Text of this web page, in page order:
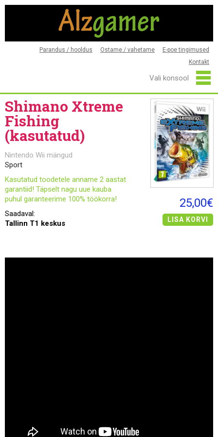
Parandus / hooldus Ostame / vahetame
E-poe tingimused
Kontakt
Shimano Xtreme
Fishing
(kasutatud)
Nintendo Wii mängud
Sport
Kasutatud toodetele anname 2 aastat
garantiid! Täpselt nagu uue kauba
puhul garanteerime 100% töökorra!
Saadaval:
Tallinn T1 keskus
25,00€
LISA KORVI